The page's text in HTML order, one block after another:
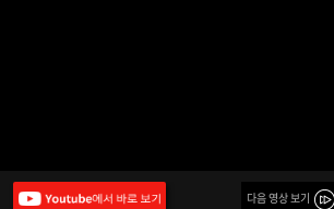
다음 영상 보기